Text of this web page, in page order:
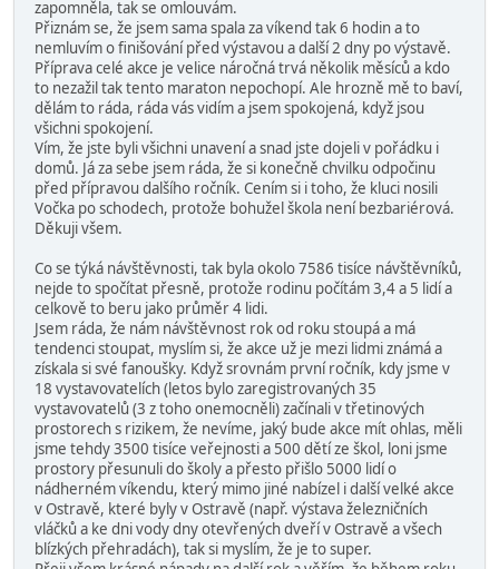
zapomněla, tak se omlouvám.
Přiznám se, že jsem sama spala za víkend tak 6 hodin a to
nemluvím o finišování před výstavou a další 2 dny po výstavě.
Příprava celé akce je velice náročná trvá několik měsíců a kdo
to nezažil tak tento maraton nepochopí. Ale hrozně mě to baví,
dělám to ráda, ráda vás vidím a jsem spokojená, když jsou
všichni spokojení.
Vím, že jste byli všichni unavení a snad jste dojeli v pořádku i
domů. Já za sebe jsem ráda, že si konečně chvilku odpočinu
před přípravou dalšího ročník. Cením si i toho, že kluci nosili
Vočka po schodech, protože bohužel škola není bezbariérová.
Děkuji všem.
Co se týká návštěvnosti, tak byla okolo 7586 tisíce návštěvníků,
nejde to spočítat přesně, protože rodinu počítám 3,4 a 5 lidí a
celkově to beru jako průměr 4 lidi.
Jsem ráda, že nám návštěvnost rok od roku stoupá a má
tendenci stoupat, myslím si, že akce už je mezi lidmi známá a
získala si své fanoušky. Když srovnám první ročník, kdy jsme v
18 vystavovatelích (letos bylo zaregistrovaných 35
vystavovatelů (3 z toho onemocněli) začínali v třetinových
prostorech s rizikem, že nevíme, jaký bude akce mít ohlas, měli
jsme tehdy 3500 tisíce veřejnosti a 500 dětí ze škol, loni jsme
prostory přesunuli do školy a přesto přišlo 5000 lidí o
nádherném víkendu, který mimo jiné nabízel i další velké akce
v Ostravě, které byly v Ostravě (např. výstava železničních
vláčků a ke dni vody dny otevřených dveří v Ostravě a všech
blízkých přehradách), tak si myslím, že je to super.